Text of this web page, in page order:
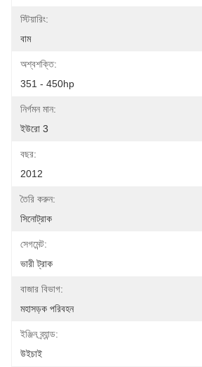
স্টিয়ারিং:
বাম
অশ্বশক্তি:
351 - 450hp
নির্গমন মান:
ইউরো 3
বছর:
2012
তৈরি করুন:
সিনোট্রাক
সেগমেন্ট:
ভারী ট্রাক
বাজার বিভাগ:
মহাসড়ক পরিবহন
ইঞ্জিন ব্র্যান্ড:
উইচাই